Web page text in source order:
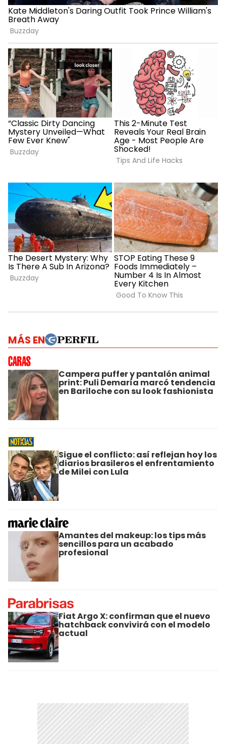
MÁS EN
Campera puffer y pantalón animal
print: Puli Demaría marcó tendencia
en Bariloche con su look fashionista
Sigue el conflicto: así reflejan hoy los
diarios brasileros el enfrentamiento
de Milei con Lula
Amantes del makeup: los tips más
sencillos para un acabado
profesional
Fiat Argo X: confirman que el nuevo
hatchback convivirá con el modelo
actual